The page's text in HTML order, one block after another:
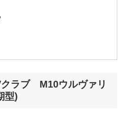
ラブ M10ウルヴァリ
型)